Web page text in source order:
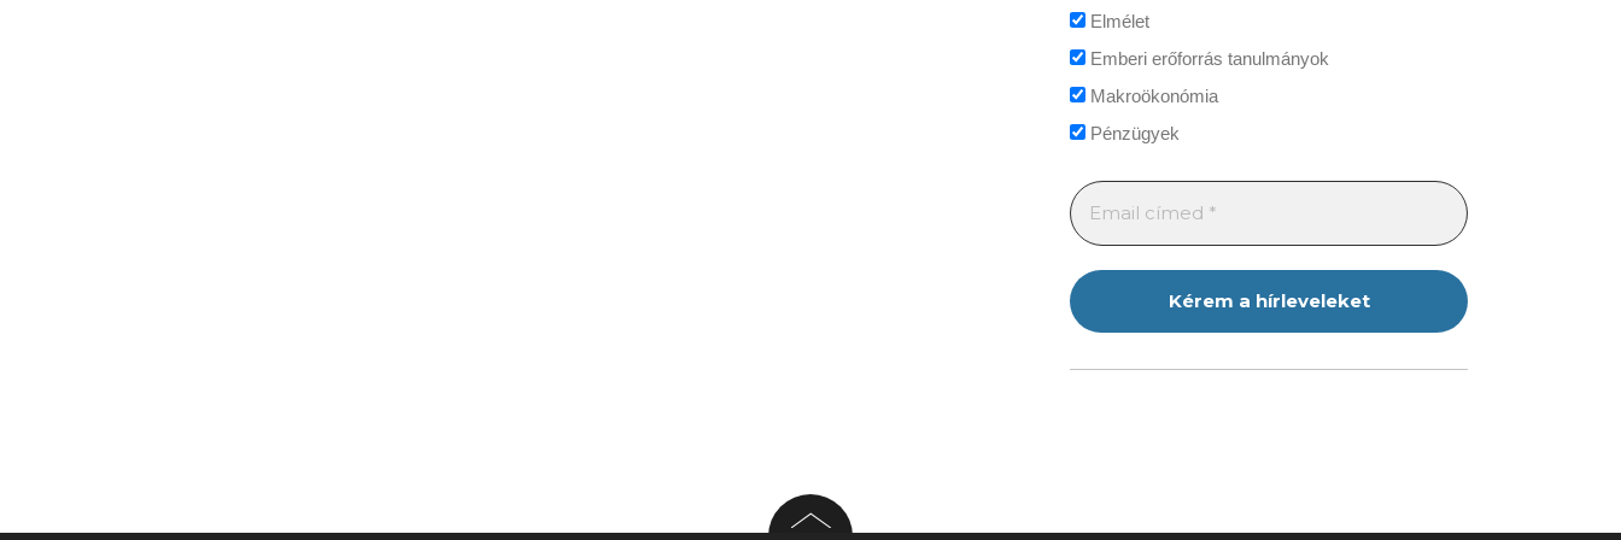
Elmélet
Emberi erőforrás tanulmányok
Makroökonómia
Pénzügyek